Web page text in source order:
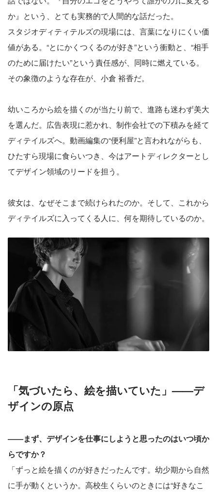
か』という、とても実務的で人間的な話だった。
スタジオディティテルズの現場には、言葉になりにくい価
値がある。“とにかくつくるのが好き”という衝動と、“相手
のために届けたい”という責任感が、同時に燃えている。
その象徴のような存在が、小倉 裕香だ。
幼いころから絵を描くのが当たり前で、進路も迷わず美大
を選んだ。広告表現に惹かれ、制作会社での下積みを経て
ディテイルズへ。動画編集の“便利屋”と言われながらも、
ひたすら現場に食らいつき、今はアートディレクターとし
てデザイン領域のリードを担う。
彼女は、なぜそこまで続けられたのか。そして、これから
ディテイルズに入ってくる人に、何を期待しているのか。
「気づいたら、絵を描いていた」——デ
ザインの原点
――まず、デザインを仕事にしようと思ったのはいつ頃か
らですか？
「ずっと絵を描くのが好きだったんです。幼少期から自然
に手が動くというか。高校生くらいのときには“好きなこ